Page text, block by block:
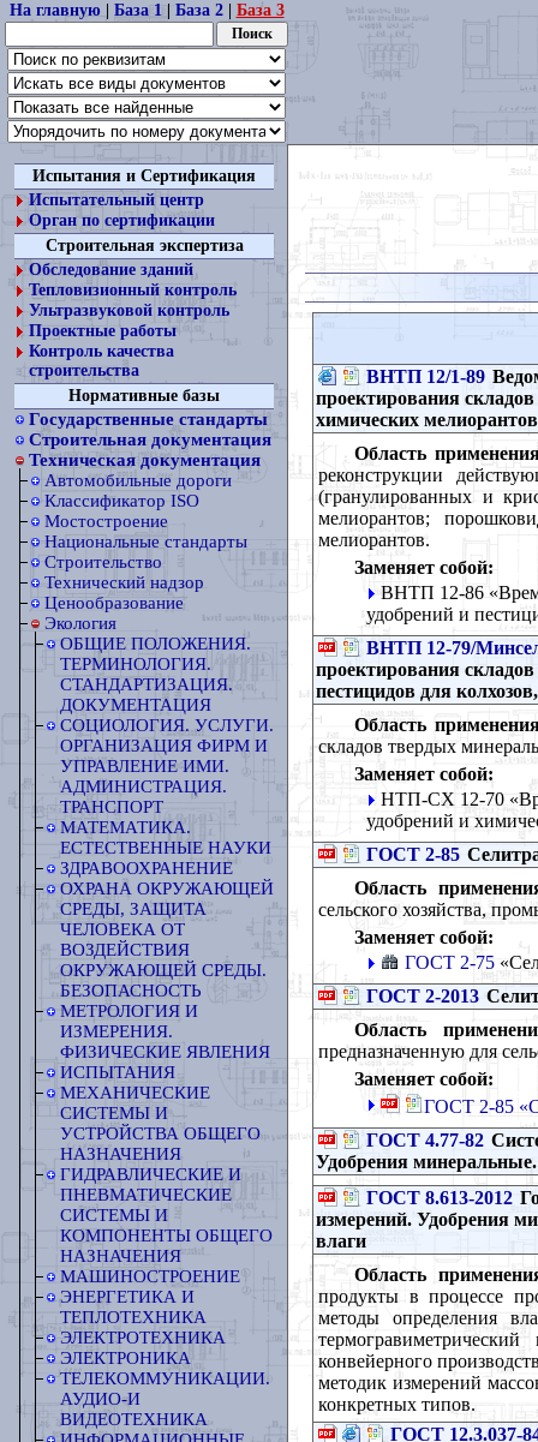
На главную| База 1| База 2| База 3
Испытания и Сертификация
Испытательный центр
Орган по сертификации
Строительная экспертиза
Обследование зданий
Тепловизионный контроль
Ультразвуковой контроль
Проектные работы
Контроль качества
строительства
Нормативные базы
Государственные стандарты
Строительная документация
Техническая документация
Автомобильные дороги
Классификатор ISO
Мостостроение
Национальные стандарты
Строительство
Технический надзор
Ценообразование
Экология
ОБЩИЕ ПОЛОЖЕНИЯ.
ТЕРМИНОЛОГИЯ.
СТАНДАРТИЗАЦИЯ.
ДОКУМЕНТАЦИЯ
СОЦИОЛОГИЯ. УСЛУГИ.
ОРГАНИЗАЦИЯ ФИРМ И
УПРАВЛЕНИЕ ИМИ.
АДМИНИСТРАЦИЯ.
ТРАНСПОРТ
МАТЕМАТИКА.
ЕСТЕСТВЕННЫЕ НАУКИ
ЗДРАВООХРАНЕНИЕ
ОХРАНА ОКРУЖАЮЩЕЙ
СРЕДЫ, ЗАЩИТА
ЧЕЛОВЕКА ОТ
ВОЗДЕЙСТВИЯ
ОКРУЖАЮЩЕЙ СРЕДЫ.
БЕЗОПАСНОСТЬ
МЕТРОЛОГИЯ И
ИЗМЕРЕНИЯ.
ФИЗИЧЕСКИЕ ЯВЛЕНИЯ
ИСПЫТАНИЯ
МЕХАНИЧЕСКИЕ
СИСТЕМЫ И
УСТРОЙСТВА ОБЩЕГО
НАЗНАЧЕНИЯ
ГИДРАВЛИЧЕСКИЕ И
ПНЕВМАТИЧЕСКИЕ
СИСТЕМЫ И
КОМПОНЕНТЫ ОБЩЕГО
НАЗНАЧЕНИЯ
МАШИНОСТРОЕНИЕ
ЭНЕРГЕТИКА И
ТЕПЛОТЕХНИКА
ЭЛЕКТРОТЕХНИКА
ЭЛЕКТРОНИКА
ТЕЛЕКОММУНИКАЦИИ.
АУДИО-И
ВИДЕОТЕХНИКА
ВНТП 12/1-89
проектирования
химических мелиорантов
Область
реконструкции
(гранулированных и
мелиорантов;
мелиорантов.
Заменяет собой:
ВНТП 12-86
удобрений и
ВНТП 12-79/
проектирования
пестицидов для
Область
складов твердых
Заменяет собой:
НТП-СХ 12-70
удобрений и
ГОСТ 2-85
Область
сельского хозяйства,
Заменяет собой:
ГОСТ 2-75
ГОСТ 2-2013
Область
предназначенную для
Заменяет собой:
ГОСТ 2-85
ГОСТ 4.77-82
Удобрения
ГОСТ 8.613-2012
измерений. Удобрения
влаги
Область
продукты в процессе
методы определения
конвейерного
методик измерений
конкретных типов.
ГОСТ 12.3.037-